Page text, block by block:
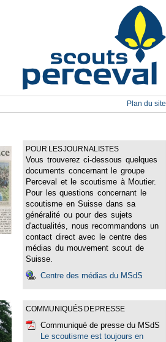
Plan du site
POUR LES JOURNALISTES
Vous trouverez ci-dessous quelques
documents concernant le groupe
Perceval et le scoutisme à Moutier.
Pour les questions concernant le
scoutisme en Suisse dans sa
généralité ou pour des sujets
d'actualités, nous recommandons un
contact direct avec le centre des
médias du mouvement scout de
Suisse.
Centre des médias du MSdS
COMMUNIQUÉS DE PRESSE
Communiqué de presse du MSdS
Le scoutisme est toujours en